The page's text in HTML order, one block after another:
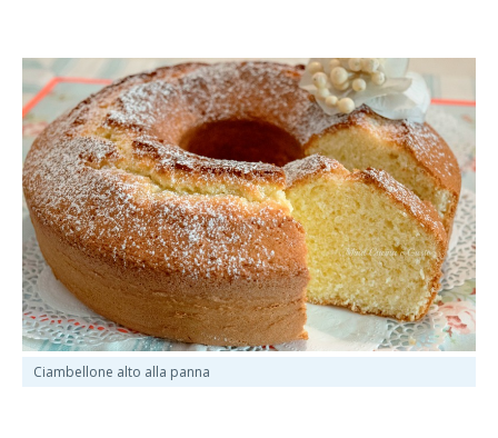
Ciambellone alto alla panna